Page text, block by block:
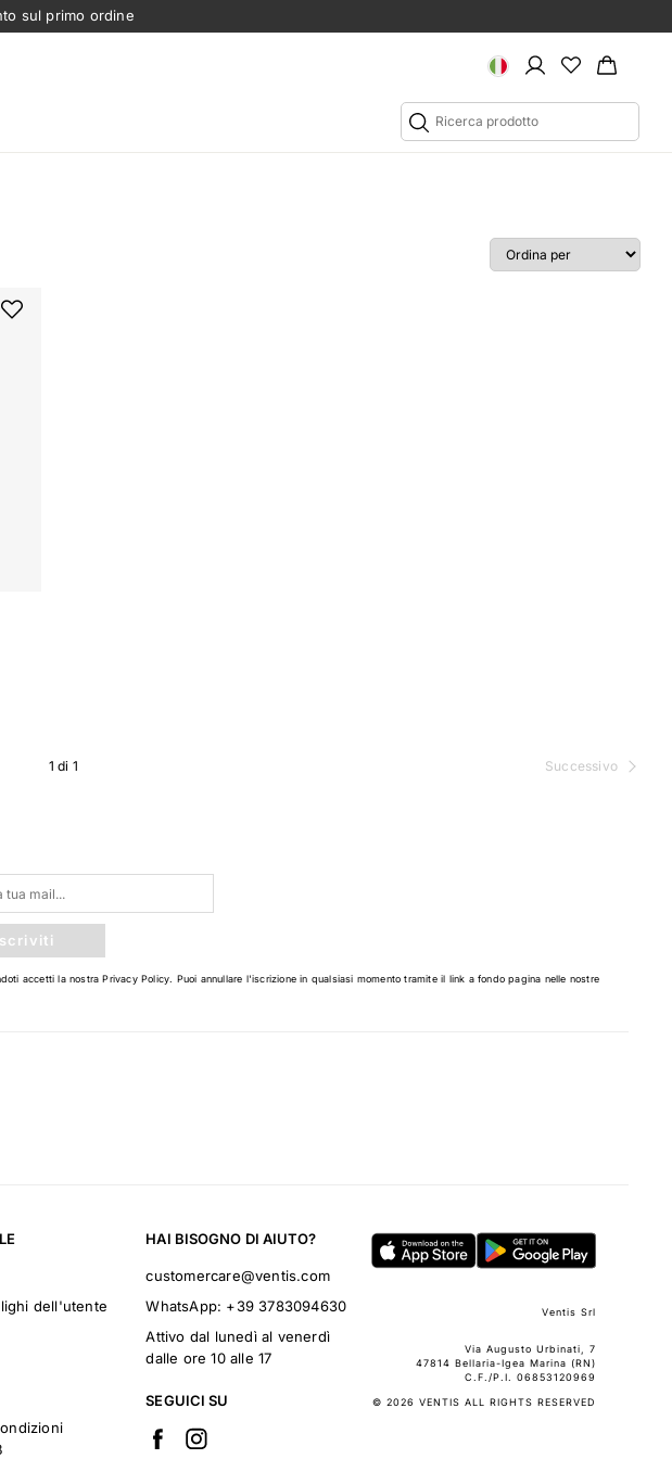
1 di 1 Successivo
accetti la nostraPrivacy Policy . Puoi annullare l'iscrizione in qualsiasi momento tramite il link a fondo pagina nelle nostre
dell'utente
HAI BISOGNO DI AIUTO?
customercare@ventis.com
WhatsApp: +39 3783094630
Attivo dal lunedì al venerdì
dalle ore 10 alle 17
SEGUICI SU
Ventis Srl
Via Augusto Urbinati, 7
47814 Bellaria-Igea Marina (RN)
C.F./P.I. 06853120969
© 2026 VENTIS ALL RIGHTS RESERVED